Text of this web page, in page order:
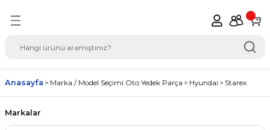
Seçimi Oto Yedek
Anasayfa Marka / Model Seçimi Oto Yedek Parça Hyundai Starex
Markalar